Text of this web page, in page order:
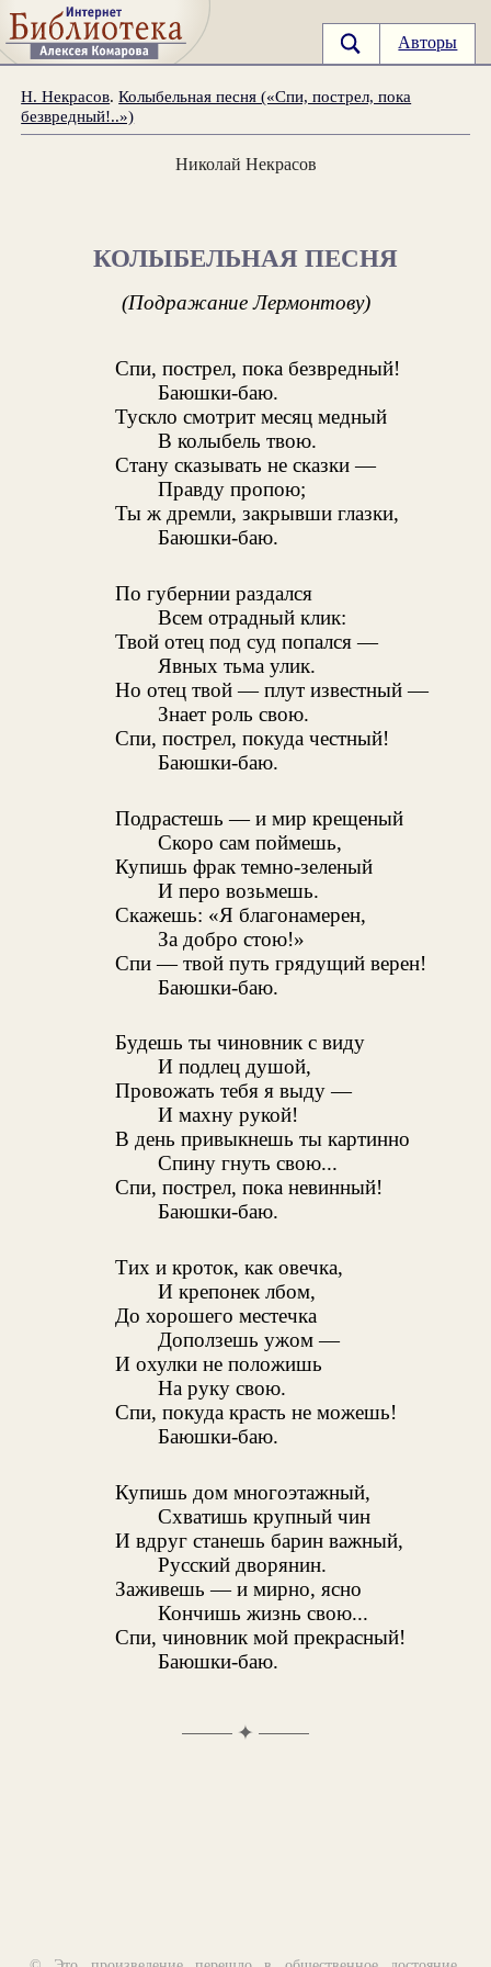
Авторы
Н. Некрасов.Колыбельная песня («Спи, пострел, пока
безвредный!..»)
Николай Некрасов
КОЛЫБЕЛЬНАЯ ПЕСНЯ
(Подражание Лермонтову)
Спи, пострел, пока безвредный!
Баюшки-баю.
Тускло смотрит месяц медный
В колыбель твою.
Стану сказывать не сказки —
Правду пропою;
Ты ж дремли, закрывши глазки,
Баюшки-баю.
По губернии раздался
Всем отрадный клик:
Твой отец под суд попался —
Явных тьма улик.
Но отец твой — плут известный —
Знает роль свою.
Спи, пострел, покуда честный!
Баюшки-баю.
Подрастешь — и мир крещеный
Скоро сам поймешь,
Купишь фрак темно-зеленый
И перо возьмешь.
Скажешь: «Я благонамерен,
За добро стою!»
Спи — твой путь грядущий верен!
Баюшки-баю.
Будешь ты чиновник с виду
И подлец душой,
Провожать тебя я выду —
И махну рукой!
В день привыкнешь ты картинно
Спину гнуть свою...
Спи, пострел, пока невинный!
Баюшки-баю.
Тих и кроток, как овечка,
И крепонек лбом,
До хорошего местечка
Доползешь ужом —
И охулки не положишь
На руку свою.
Спи, покуда красть не можешь!
Баюшки-баю.
Купишь дом многоэтажный,
Схватишь крупный чин
И вдруг станешь барин важный,
Русский дворянин.
Заживешь — и мирно, ясно
Кончишь жизнь свою...
Спи, чиновник мой прекрасный!
Баюшки-баю.
✦